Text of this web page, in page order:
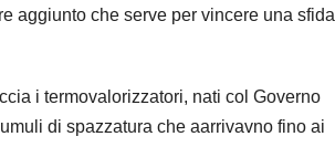
aggiunto che serve per vincere una sfida
i termovalorizzatori, nati col Governo
di spazzatura che aarrivavno fino ai